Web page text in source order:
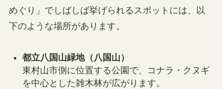
めぐり」でしばしば挙げられるスポットには、以
下のような場所があります。
都立八国山緑地（八国山）
東村山市側に位置する公園で、コナラ・クヌギ
を中心とした雑木林が広がります。